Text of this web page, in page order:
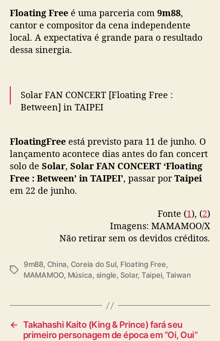
a
m
e
p
e
i
r
o
l
e
m
c
n
s
June 3, 2025
Floating Free é uma parceria com 9m88,
cantor e compositor da cena independente
local. A expectativa é grande para o resultado
dessa sinergia.
Solar FAN CONCERT [Floating Free :
Between] in TAIPEI
我們不見不散～！
打勾勾呦🤙🤙
詳情請見SHOW Office官網：
https://t.co/3bHL0RZ4kZ
— SHOW Office Entertainment.co.ltd
FloatingFree está previsto para 11 de junho. O
lançamento acontece dias antes do fan concert
solo de Solar, Solar FAN CONCERT ‘Floating
Free : Between’ in TAIPEI’, passar porTaipei
em 22 de junho.
Fonte (1), (2)
Imagens: MAMAMOO/X
Não retirar sem os devidos créditos.
T
9m88, China, Coreia do Sul, Floating Free,
MAMAMOO, Música, single, Solar, Taipei, Taiwan
← Takahashi Kaito (King & Prince) fará seu
primeiro personagem de época em “Oi, Oui”